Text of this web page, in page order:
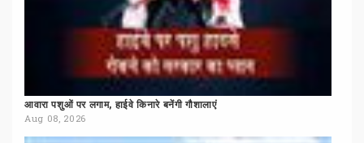
आवारा पशुओं पर लगाम, हाईवे किनारे बनेंगी गौशालाएं
Aug 08, 2026